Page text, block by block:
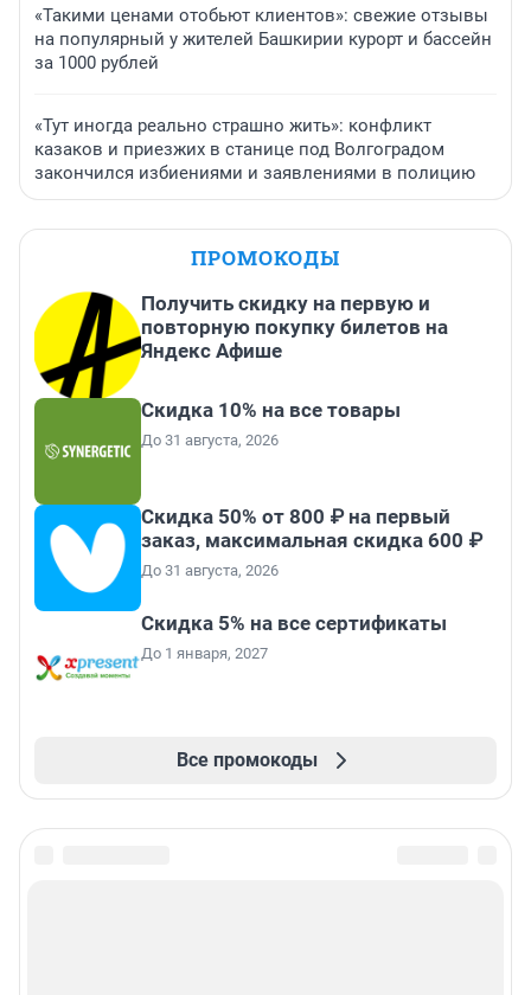
«Такими ценами отобьют клиентов»: свежие отзывы
на популярный у жителей Башкирии курорт и бассейн
за 1000 рублей
«Тут иногда реально страшно жить»: конфликт
казаков и приезжих в станице под Волгоградом
закончился избиениями и заявлениями в полицию
ПРОМОКОДЫ
Получить скидку на первую и
повторную покупку билетов на
Яндекс Афише
Скидка 10% на все товары
До 31 августа, 2026
Скидка 50% от 800 ₽ на первый
заказ, максимальная скидка 600 ₽
До 31 августа, 2026
Скидка 5% на все сертификаты
До 1 января, 2027
Все промокоды